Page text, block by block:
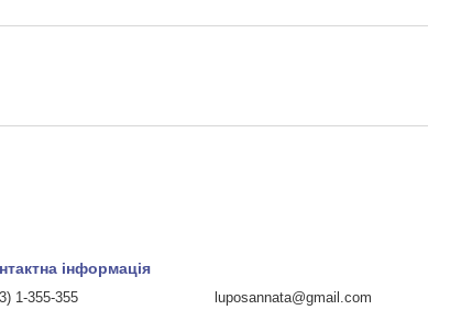
інформація
1-355-355
luposannata@gmail.com